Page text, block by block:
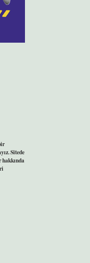
Sitede